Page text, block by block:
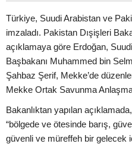
Türkiye, Suudi Arabistan ve
imzaladı. Pakistan Dışişleri
açıklamaya göre Erdoğan,
Başbakanı Muhammed bin
Şahbaz Şerif, Mekke’de
Mekke Ortak Savunma
Bakanlıktan yapılan
“bölgede ve ötesinde barış,
güvenli ve müreffeh bir gelecek